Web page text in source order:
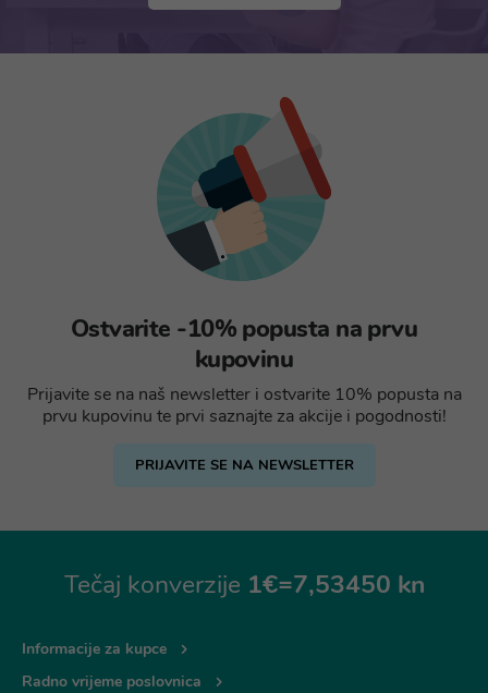
Ostvarite -10% popusta na prvu
kupovinu
Prijavite se na naš newsletter i ostvarite 10% popusta na
prvu kupovinu te prvi saznajte za akcije i pogodnosti!
PRIJAVITE SE NA NEWSLETTER
Tečaj konverzije 1€=7,53450 kn
Informacije za kupce
Radno vrijeme poslovnica